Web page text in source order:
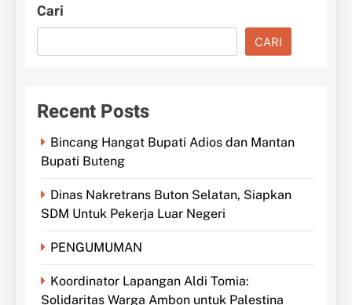
Cari
CARI
Recent Posts
Bincang Hangat Bupati Adios dan Mantan
Bupati Buteng
Dinas Nakretrans Buton Selatan, Siapkan
SDM Untuk Pekerja Luar Negeri
PENGUMUMAN
Koordinator Lapangan Aldi Tomia:
Solidaritas Warga Ambon untuk Palestina